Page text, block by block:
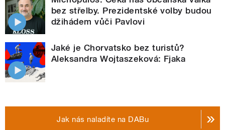
bez střelby. Prezidentské volby budou
džihádem vůči Pavlovi
Jaké je Chorvatsko bez turistů?
Aleksandra Wojtaszeková: Fjaka
Jak nás naladíte na DABu